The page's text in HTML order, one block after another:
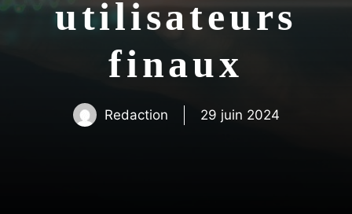
utilisateurs
finaux
Redaction 29 juin 2024